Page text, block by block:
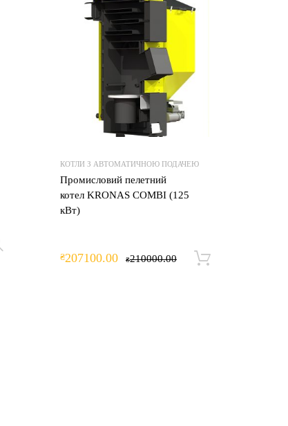
Додати для порівняння
КОТЛИ З АВТОМАТИЧНОЮ ПОДАЧЕЮ
Промисловий пелетний
котел KRONAS COMBI (125
кВт)
₴210000.00
₴207100.00